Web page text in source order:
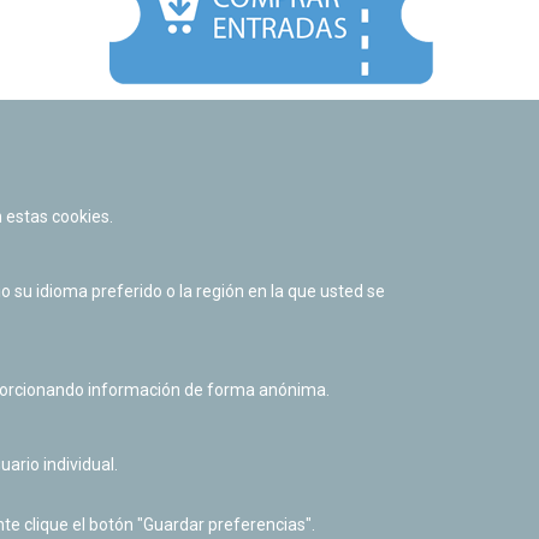
Política de cookies
Derecho de acceso a información pública
cookies.
su idioma preferido o la región en la que usted se
información de forma anónima.
individual.
clique el botón "Guardar preferencias".